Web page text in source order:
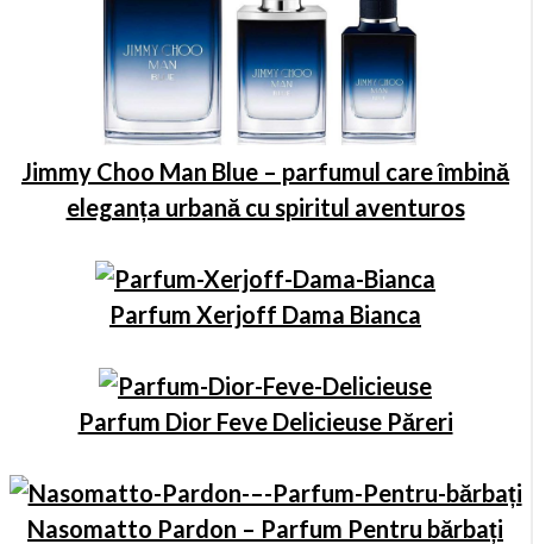
Jimmy Choo Man Blue – parfumul care îmbină
eleganța urbană cu spiritul aventuros
Parfum Xerjoff Dama Bianca
Parfum Dior Feve Delicieuse Păreri
Nasomatto Pardon – Parfum Pentru bărbați